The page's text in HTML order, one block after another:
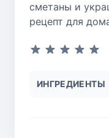
сметаны и
рецепт для
ИНГРЕДИЕНТЫ